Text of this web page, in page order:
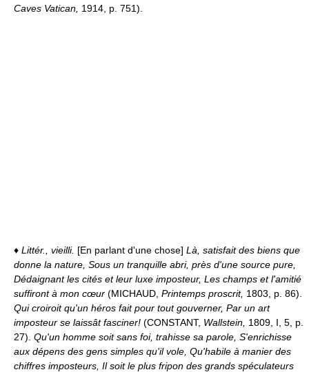
Caves Vatican, 1914, p. 751).
♦ Littér., vieilli. [En parlant d'une chose] Là, satisfait des biens que
donne la nature, Sous un tranquille abri, près d'une source pure,
Dédaignant les cités et leur luxe imposteur, Les champs et l'amitié
suffiront à mon cœur (MICHAUD, Printemps proscrit, 1803, p. 86).
Qui croiroit qu'un héros fait pour tout gouverner, Par un art
imposteur se laissât fasciner! (CONSTANT, Wallstein, 1809, I, 5, p.
27). Qu'un homme soit sans foi, trahisse sa parole, S'enrichisse
aux dépens des gens simples qu'il vole, Qu'habile à manier des
chiffres imposteurs, Il soit le plus fripon des grands spéculateurs